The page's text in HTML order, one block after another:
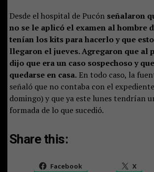
Desde el hospital de Pucón señalaron
no se le aplicó el examen al hombre
tenían los kitspara hacerlo y que
llegaron el jueves.Agregaron que al
dijo que era un caso sospechoso y
quedarse en casa.En todo caso, la
señaló que no contaba con el
domingo) y que ya este lunes tendrían
formada de lo que sucedió.
Share this:
Facebook X